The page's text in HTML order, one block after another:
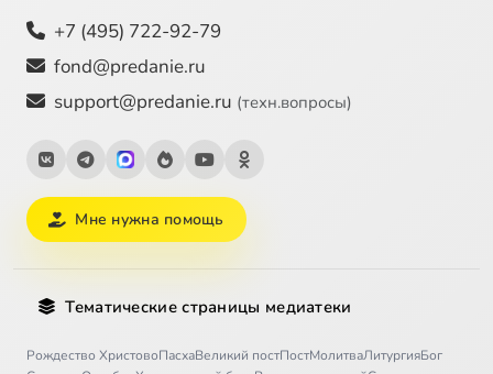
+7 (495) 722-92-79
fond@predanie.ru
support@predanie.ru (техн.вопросы)
Мне нужна помощь
Тематические страницы медиатеки
Рождество ХристовоПасхаВеликий постПостМолитваЛитургияБог